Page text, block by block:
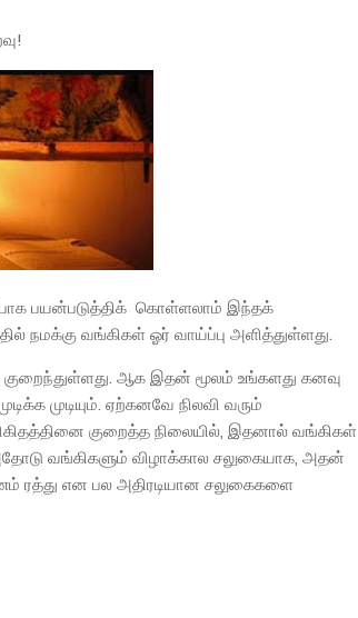
பயன்படுத்திக் கொள்ளலாம் இந்தக்
நமக்கு வங்கிகள் ஓர் வாய்ப்பு அளித்துள்ளது.
ஆக இதன் மூலம் உங்களது கனவு
முடியும். ஏற்கனவே நிலவி வரும்
குறைத்த நிலையில், இதனால் வங்கிகள்
வங்கிகளும் விழாக்கால சலுகையாக, அதன்
ரத்து என பல அதிரடியான சலுகைகளை